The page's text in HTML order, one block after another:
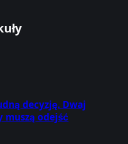
decyzję. Dwaj
muszą odejść